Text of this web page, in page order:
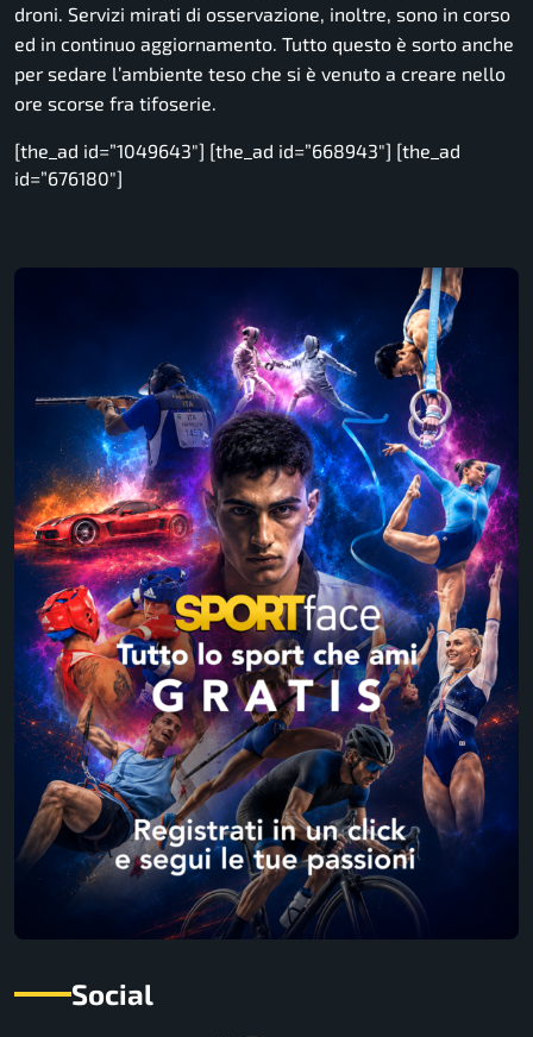
droni. Servizi mirati di osservazione, inoltre, sono in corso
ed in continuo aggiornamento. Tutto questo è sorto anche
per sedare l’ambiente teso che si è venuto a creare nello
ore scorse fra tifoserie.
[the_ad id=”1049643″] [the_ad id=”668943″] [the_ad
id=”676180″]
Social